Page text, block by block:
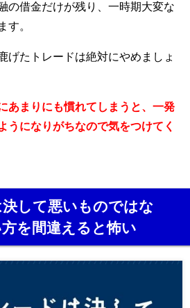
の借金だけが残り、一時期大変な
す。
げたトレードは絶対にやめましょ
あまりにも慣れてしまうと、一発
うになりがちなので気をつけてく
して悪いものではな
を間違えると怖い